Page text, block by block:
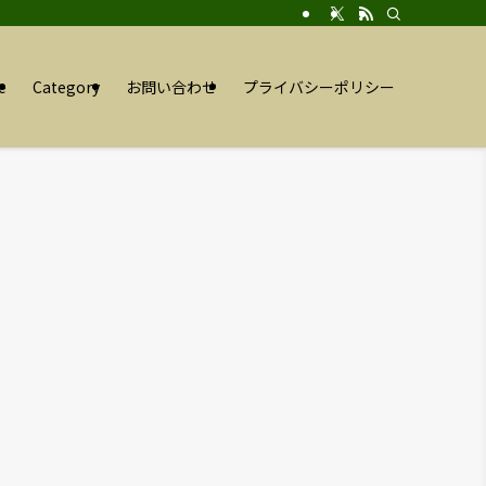
Category お問い合わせ プライバシーポリシー